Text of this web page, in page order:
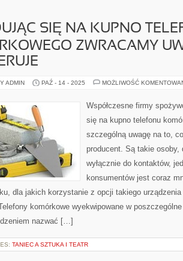
SIĘ NA KUPNO
ZWRACAMY
ADMIN PAŹ - 14 - 2025 MOŻLIWOŚĆ
Współczesne firmy
się na kupno telefonu
szczególną uwagę na to,
producent. Są takie osoby,
wyłącznie do kontaktów,
konsumentów jest coraz
dla jakich korzystanie z opcji takiego
komórkowe wyekwipowane w
nazwać […]
TANIEC A SZTUKA I TEATR